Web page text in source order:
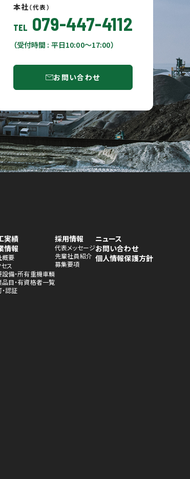
本社（代表）
TEL 079-447-4112
（受付時間 : 平日10:00〜17:00）
お問い合わせ
実績
情報
概要
ス
設備・所有重機車輌
品目・有資格者一覧
認証
採用情報
代表メッセージ
先輩社員紹介
募集要項
ニュース
お問い合わせ
個人情報保護方針